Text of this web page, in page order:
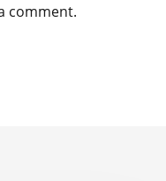
comment.